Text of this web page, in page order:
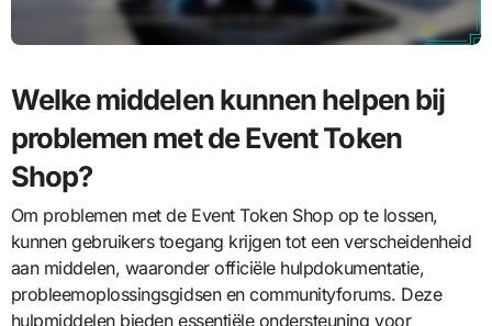
Welke middelen kunnen helpen bij
problemen met de Event Token
Shop?
Om problemen met de Event Token Shop op te lossen,
kunnen gebruikers toegang krijgen tot een verscheidenheid
aan middelen, waaronder officiële hulpdokumentatie,
probleemoplossingsgidsen en communityforums. Deze
hulpmiddelen bieden essentiële ondersteuning voor